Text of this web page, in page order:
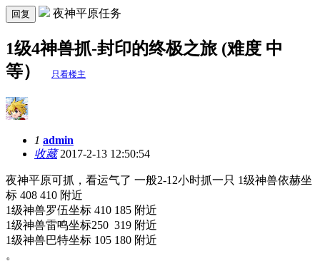
回复 夜神平原任务
1级4神兽抓-封印的终极之旅 (难度 中
等）
只看楼主
1 admin
收藏2017-2-13 12:50:54
夜神平原可抓，看运气了 一般2-12小时抓一只 1级神兽依赫坐
标 408 410 附近
1级神兽罗伍坐标 410 185 附近
1级神兽雷鸣坐标250 319 附近
1级神兽巴特坐标 105 180 附近
。